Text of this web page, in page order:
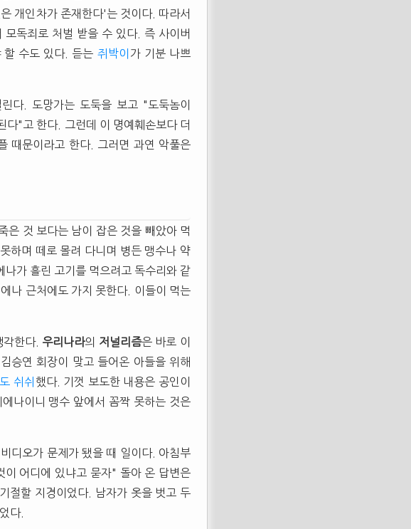
개인차가 존재한다'는 것이다. 따라서
독죄로 처벌 받을 수 있다. 즉 사이버
할 수도 있다. 듣는 쥐박이 가 기분 나쁘
다. 도망가는 도둑을 보고 "도둑놈이
다"고 한다. 그런데 이 명예훼손보다 더
때문이라고 한다. 그러면 과연 악풀은
은 것 보다는 남이 잡은 것을 빼았아 먹
하며 떼로 몰려 다니며 병든 맹수나 약
가 흘린 고기를 먹으려고 독수리와 같
나 근처에도 가지 못한다. 이들이 먹는
한다. 우리나라의 저널리즘은 바로 이
승연 회장이 맞고 들어온 아들을 위해
쉬쉬 했다. 기껏 보도한 내용은 공인이
에나이니 맹수 앞에서 꼼짝 못하는 것은
디오가 문제가 됐을 때 일이다. 아침부
어디에 있냐고 묻자" 돌아 온 답변은
절할 지경이었다. 남자가 옷을 벗고 두
다.